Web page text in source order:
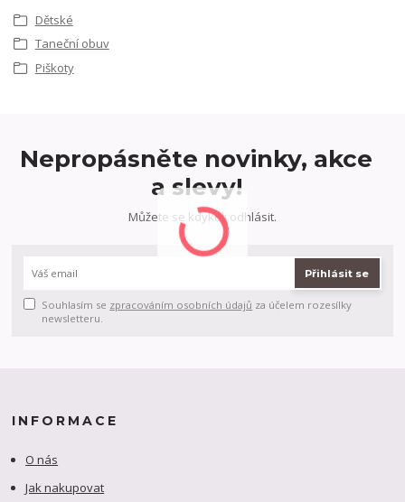
Dětské
Taneční obuv
Piškoty
Nepropásněte novinky, akce
a slevy!
Můžete se kdykoli odhlásit.
Přihlásit se
Souhlasím se zpracováním osobních údajů za účelem rozesílky
newsletteru.
INFORMACE
O nás
Jak nakupovat